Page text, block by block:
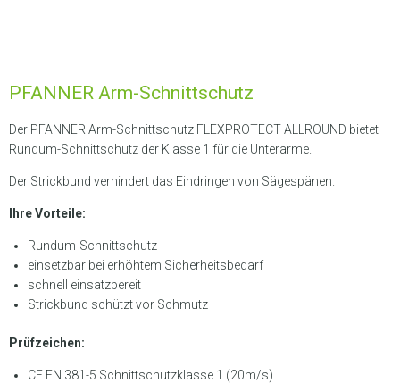
PFANNER Arm-Schnittschutz
Der PFANNER Arm-Schnittschutz FLEXPROTECT ALLROUND bietet
Rundum-Schnittschutz der Klasse 1 für die Unterarme.
Der Strickbund verhindert das Eindringen von Sägespänen.
Ihre Vorteile:
Rundum-Schnittschutz
einsetzbar bei erhöhtem Sicherheitsbedarf
schnell einsatzbereit
Strickbund schützt vor Schmutz
Prüfzeichen:
CE EN 381-5 Schnittschutzklasse 1 (20m/s)